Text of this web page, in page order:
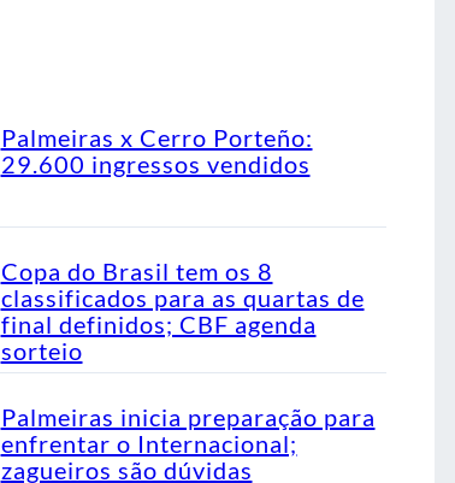
Palmeiras x Cerro Porteño:
29.600 ingressos vendidos
Copa do Brasil tem os 8
classificados para as quartas de
final definidos; CBF agenda
sorteio
Palmeiras inicia preparação para
enfrentar o Internacional;
zagueiros são dúvidas